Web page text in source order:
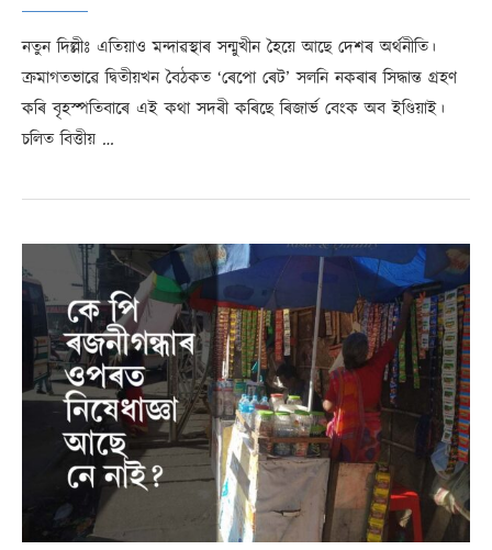
নতুন দিল্লীঃ এতিয়াও মন্দাৱস্থাৰ সন্মুখীন হৈয়ে আছে দেশৰ অৰ্থনীতি।
ক্ৰমাগতভাৱে দ্বিতীয়খন বৈঠকত ‘ৰেপো ৰেট’ সলনি নকৰাৰ সিদ্ধান্ত গ্ৰহণ
কৰি বৃহস্পতিবাৰে এই কথা সদৰী কৰিছে ৰিজাৰ্ভ বেংক অব ইণ্ডিয়াই।
চলিত বিত্তীয় …